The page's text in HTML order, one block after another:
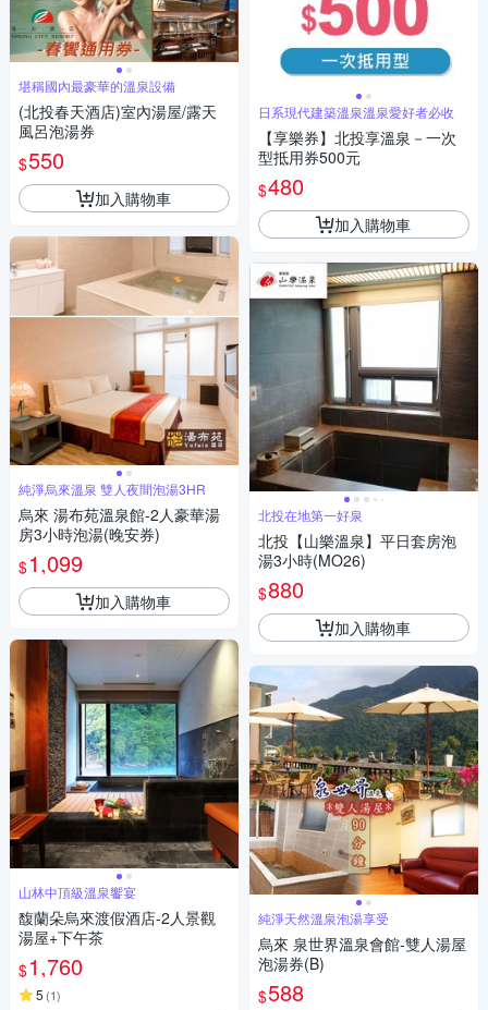
堪稱國內最豪華的溫泉設備
(北投春天酒店)室內湯屋/露天
風呂泡湯券
$550
加入購物車
純淨烏來溫泉 雙人夜間泡湯3HR
烏來 湯布苑溫泉館-2人豪華湯
房3小時泡湯(晚安券)
$1,099
加入購物車
山林中頂級溫泉饗宴
馥蘭朵烏來渡假酒店-2人景觀
湯屋+下午茶
$1,760
5 (1)
日系現代建築溫泉溫泉愛好者必收
【享樂券】北投享溫泉－一次
型抵用券500元
$480
加入購物車
北投在地第一好泉
北投【山樂溫泉】平日套房泡
湯3小時(MO26)
$880
加入購物車
純淨天然溫泉泡湯享受
烏來 泉世界溫泉會館-雙人湯屋
泡湯券(B)
$588